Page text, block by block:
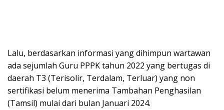
Lalu, berdasarkan informasi yang dihimpun wartawan
ada sejumlah Guru PPPK tahun 2022 yang bertugas di
daerah T3 (Terisolir, Terdalam, Terluar) yang non
sertifikasi belum menerima Tambahan Penghasilan
(Tamsil) mulai dari bulan Januari 2024.